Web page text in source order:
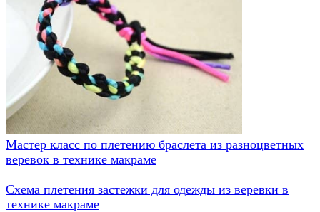
Мастер класс по плетению браслета из разноцветных
веревок в технике макраме
Схема плетения застежки для одежды из веревки в
технике макраме